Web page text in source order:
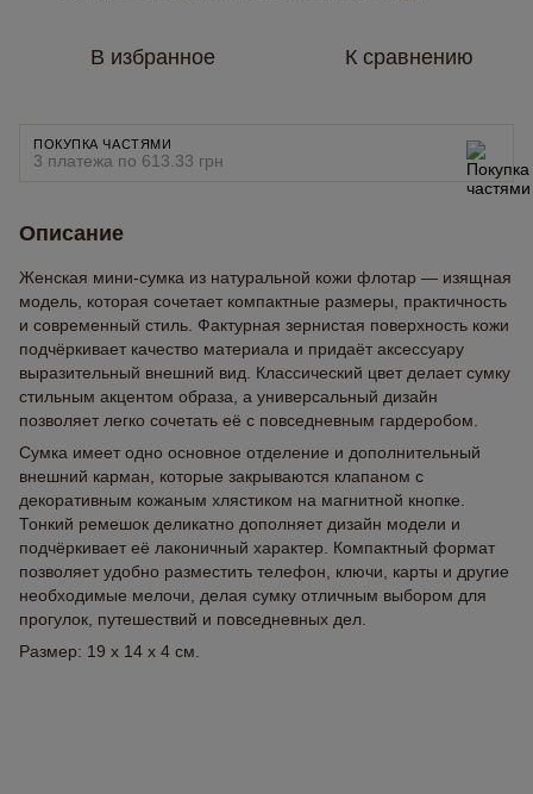
В избранное К сравнению
ПОКУПКА ЧАСТЯМИ
3 платежа по 613.33 грн
Описание
Женская мини-сумка из натуральной кожи флотар — изящная
модель, которая сочетает компактные размеры, практичность
и современный стиль. Фактурная зернистая поверхность кожи
подчёркивает качество материала и придаёт аксессуару
выразительный внешний вид. Классический цвет делает сумку
стильным акцентом образа, а универсальный дизайн
позволяет легко сочетать её с повседневным гардеробом.
Сумка имеет одно основное отделение и дополнительный
внешний карман, которые закрываются клапаном с
декоративным кожаным хлястиком на магнитной кнопке.
Тонкий ремешок деликатно дополняет дизайн модели и
подчёркивает её лаконичный характер. Компактный формат
позволяет удобно разместить телефон, ключи, карты и другие
необходимые мелочи, делая сумку отличным выбором для
прогулок, путешествий и повседневных дел.
Размер: 19 x 14 x 4 см.